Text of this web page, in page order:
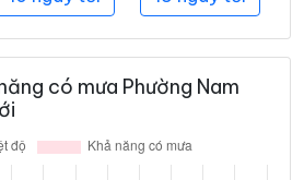
có mưa Phường Nam